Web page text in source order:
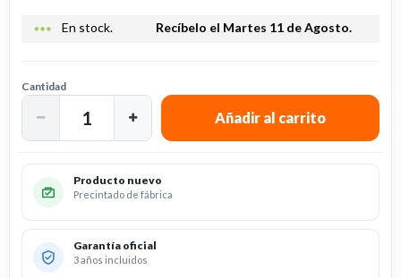
more_horiz En stock. Recíbelo el Martes 11 de Agosto.
Cantidad
Producto nuevo
Precintado de fábrica
Garantía oficial
3 años incluidos